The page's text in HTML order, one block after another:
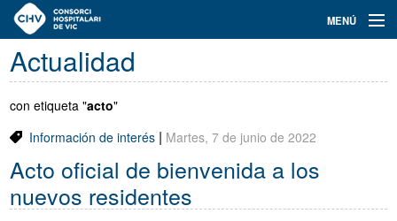
Navegación
principal
MENÚ
Actualidad
Conoce el Consorci
Especialidades
Oferta de plazas
Actualidad
con etiqueta "acto"
Información de interés| Martes, 7 de junio de 2022
Acto oficial de bienvenida a los
nuevos residentes